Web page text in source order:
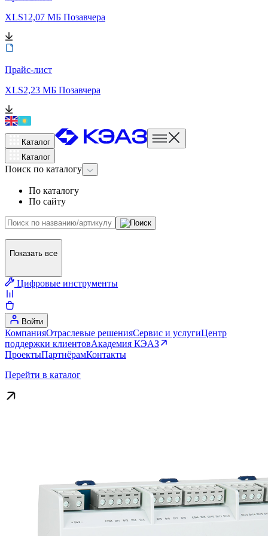
XLS12,07 МБ Позавчера
Прайс-лист
XLS2,23 МБ Позавчера
Каталог
Каталог
Поиск по каталогу
По каталогу
По сайту
Показать все
Цифровые инструменты
Войти
КомпанияОтраслевые решенияСервис и услугиЦентр
поддержки клиентовАкадемия КЭАЗ
ПроектыПартнёрамКонтакты
Перейти в каталог